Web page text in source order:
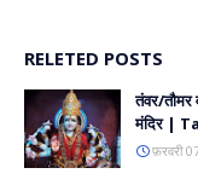
RELETED POSTS
तंवर/तौमर
मंदिर |
फ़रवरी